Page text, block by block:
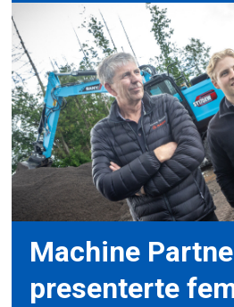
Machine
presenterte